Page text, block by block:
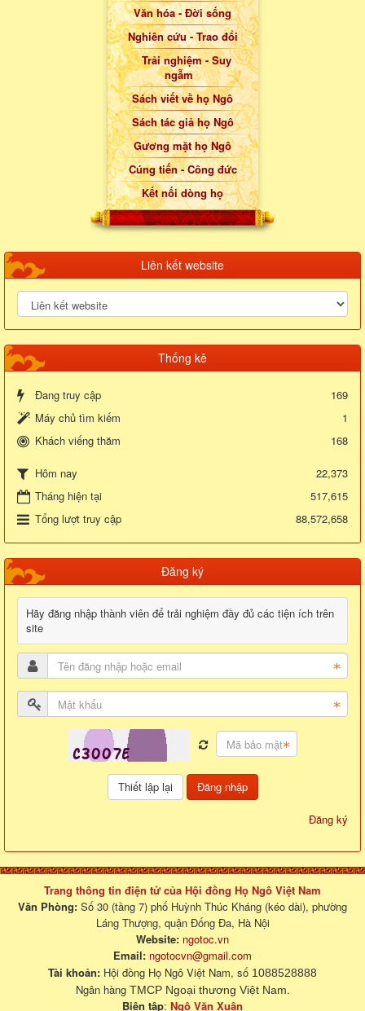
Văn hóa - Đời sống
Nghiên cứu - Trao đổi
Trải nghiệm - Suy
ngẫm
Sách viết về họ Ngô
Sách tác giả họ Ngô
Gương mặt họ Ngô
Cúng tiến - Công đức
Kết nối dòng họ
Liên kết website
Thống kê
Đang truy cập
169
Máy chủ tìm kiếm
1
Khách viếng thăm
168
Hôm nay
22,373
Tháng hiện tại
517,615
Tổng lượt truy cập
88,572,658
Đăng ký
Hãy đăng nhập thành viên để trải nghiệm đầy đủ các tiện ích trên
site
Đăng nhập
Đăng ký
Trang thông tin điện tử của Hội đồng Họ Ngô Việt Nam
Văn Phòng: Số 30 (tầng 7) phố Huỳnh Thúc Kháng (kéo dài), phường
Láng Thượng, quận Đống Đa, Hà Nội
Website: ngotoc.vn
Email: ngotocvn@gmail.com
Tài khoản: Hội đồng Họ Ngô Việt Nam, số 1088528888
Ngân hàng TMCP Ngoại thương Việt Nam.
Biên tập: Ngô Văn Xuân